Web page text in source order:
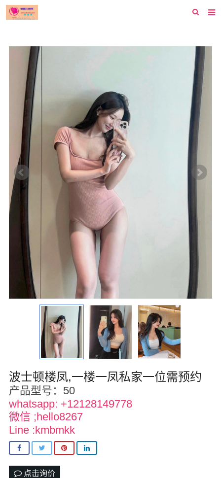
洛杉矶
波士顿
芝加哥
费城
旧金山
西雅图
新泽西
华盛顿
圣荷西
San Diego
拉斯维加斯
佛罗里达州
得克萨斯
乔治亚州
北卡罗来纳州
马里兰州
波士顿楼凤,一楼一凤私家一位需预约
产品型号：50
whatsapp: +12128149778
微信 ;hello8267
Line :kmbmkk
点击询价